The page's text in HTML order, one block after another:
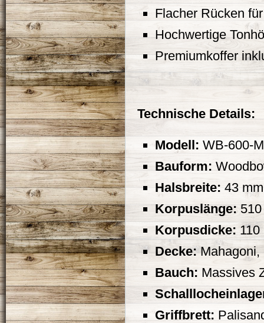
Flacher Rücken
Hochwertige
Premiumkoffer
Technische Details:
Modell: WB-600-M
Bauform:
Halsbreite: 43 mm
Korpuslänge:510
Korpusdicke: 110
Decke:Mahagoni,
Bauch: Massives
Griffbrett: